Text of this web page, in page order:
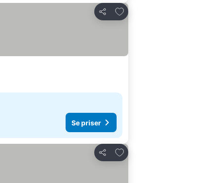
Del
Føj til favoritter
Se priser
Del
Føj til favoritter